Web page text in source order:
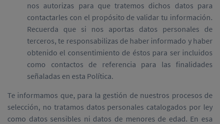
nos autorizas para que tratemos dichos datos para
contactarles con el propósito de validar tu información.
Recuerda que si nos aportas datos personales de
terceros, te responsabilizas de haber informado y haber
obtenido el consentimiento de éstos para ser incluidos
como contactos de referencia para las finalidades
señaladas en esta Política.
Te informamos que, para la gestión de nuestros procesos de
selección, no tratamos datos personales catalogados por ley
como datos sensibles ni datos de menores de edad. En esa